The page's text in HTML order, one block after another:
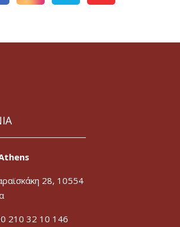
28, 10554
210 32 10 146